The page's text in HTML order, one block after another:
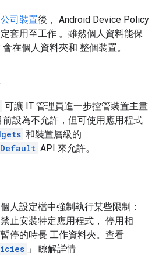
司裝置後， Android Device Policy
套用至工作 。雖然個人資料能保
在個人資料夾和 整個裝置。
可讓 IT 管理員進一步控管裝置主畫
設為不允許，但可使用應用程式
和裝置層級的
API 來允許。
人設定檔中強制執行某些限制：
止安裝特定應用程式， 停用相
停的時長 工作資料夾。查看
」 瞭解詳情